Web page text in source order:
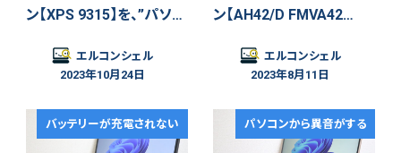
ン【XPS 9315】を、”パソ…
エルコンシェル
2023年10月24日
ン【AH42/D FMVA42…
エルコンシェル
2023年8月11日
バッテリーが充電されない パソコンから異音がする